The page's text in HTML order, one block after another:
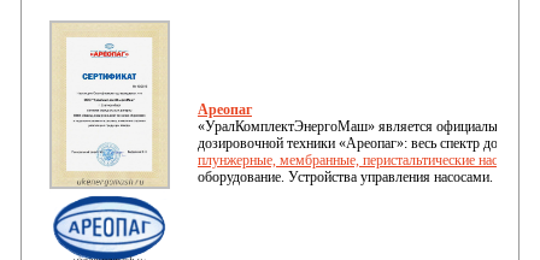
Ареопаг
«УралКомплектЭнергоМаш» является официальным
дозировочной техники «Ареопаг»: весь спектр
плунжерные, мембранные, перистальтические насосы
оборудование. Устройства управления насосами.